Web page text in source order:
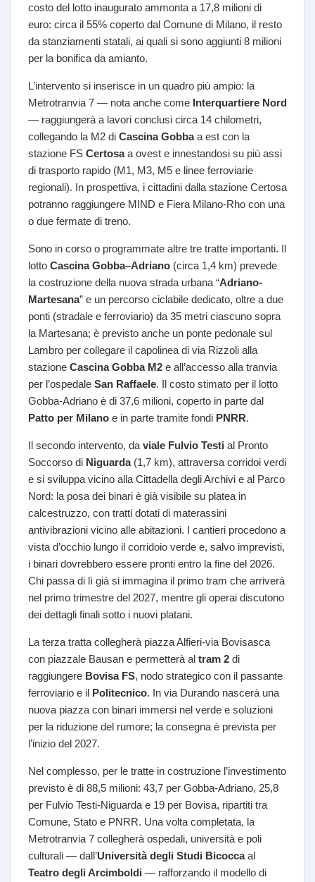
costo del lotto inaugurato ammonta a 17,8 milioni di
euro: circa il 55% coperto dal Comune di Milano, il resto
da stanziamenti statali, ai quali si sono aggiunti 8 milioni
per la bonifica da amianto.
L’intervento si inserisce in un quadro più ampio: la
Metrotranvia 7 — nota anche come Interquartiere Nord
— raggiungerà a lavori conclusi circa 14 chilometri,
collegando la M2 di Cascina Gobbaa est con la
stazione FS Certosaa ovest e innestandosi su più assi
di trasporto rapido (M1, M3, M5 e linee ferroviarie
regionali). In prospettiva, i cittadini dalla stazione Certosa
potranno raggiungere MIND e Fiera Milano-Rho con una
o due fermate di treno.
Sono in corso o programmate altre tre tratte importanti. Il
lotto Cascina Gobba–Adriano (circa 1,4 km) prevede
la costruzione della nuova strada urbana “Adriano-
Martesana” e un percorso ciclabile dedicato, oltre a due
ponti (stradale e ferroviario) da 35 metri ciascuno sopra
la Martesana; è previsto anche un ponte pedonale sul
Lambro per collegare il capolinea di via Rizzoli alla
stazione Cascina Gobba M2 e all’accesso alla tranvia
per l’ospedale San Raffaele. Il costo stimato per il lotto
Gobba-Adriano è di 37,6 milioni, coperto in parte dal
Patto per Milano e in parte tramite fondi PNRR.
Il secondo intervento, da viale Fulvio Testi al Pronto
Soccorso di Niguarda(1,7 km), attraversa corridoi verdi
e si sviluppa vicino alla Cittadella degli Archivi e al Parco
Nord: la posa dei binari è già visibile su platea in
calcestruzzo, con tratti dotati di materassini
antivibrazioni vicino alle abitazioni. I cantieri procedono a
vista d’occhio lungo il corridoio verde e, salvo imprevisti,
i binari dovrebbero essere pronti entro la fine del 2026.
Chi passa di lì già si immagina il primo tram che arriverà
nel primo trimestre del 2027, mentre gli operai discutono
dei dettagli finali sotto i nuovi platani.
La terza tratta collegherà piazza Alfieri-via Bovisasca
con piazzale Bausan e permetterà al tram 2 di
raggiungere Bovisa FS, nodo strategico con il passante
ferroviario e il Politecnico. In via Durando nascerà una
nuova piazza con binari immersi nel verde e soluzioni
per la riduzione del rumore; la consegna è prevista per
l’inizio del 2027.
Nel complesso, per le tratte in costruzione l’investimento
previsto è di 88,5 milioni: 43,7 per Gobba-Adriano, 25,8
per Fulvio Testi-Niguarda e 19 per Bovisa, ripartiti tra
Comune, Stato e PNRR. Una volta completata, la
Metrotranvia 7 collegherà ospedali, università e poli
culturali — dall’Università degli Studi Bicoccaal
Teatro degli Arcimboldi — rafforzando il modello di